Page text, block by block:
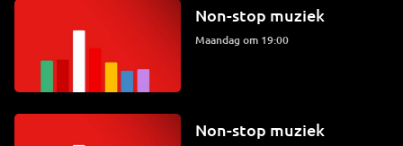
Non-stop muziek
maandag om 19:00
Non-stop muziek